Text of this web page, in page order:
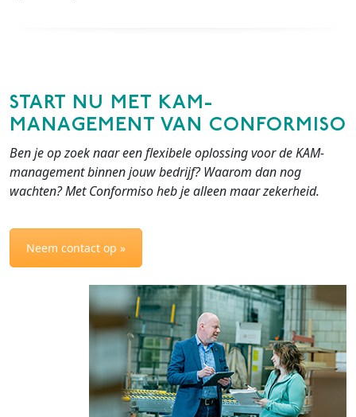
START NU MET KAM-
MANAGEMENT VAN CONFORMISO
Ben je op zoek naar een flexibele oplossing voor de KAM-
management binnen jouw bedrijf? Waarom dan nog
wachten? Met Conformiso heb je alleen maar zekerheid.
Neem contact op »